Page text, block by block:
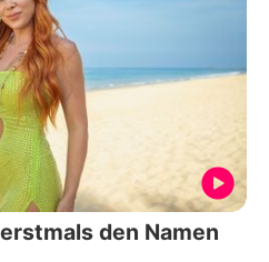
den Namen